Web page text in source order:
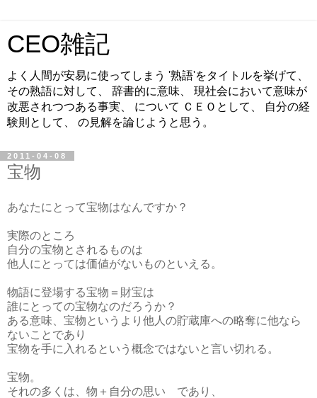
CEO雑記
よく人間が安易に使ってしまう '熟語'をタイトルを挙げて、
その熟語に対して、 辞書的に意味、 現社会において意味が
改悪されつつある事実、 について ＣＥＯとして、 自分の経
験則として、 の見解を論じようと思う。
2011-04-08
宝物
あなたにとって宝物はなんですか？
実際のところ
自分の宝物とされるものは
他人にとっては価値がないものといえる。
物語に登場する宝物＝財宝は
誰にとっての宝物なのだろうか？
ある意味、宝物というより他人の貯蔵庫への略奪に他なら
ないことであり
宝物を手に入れるという概念ではないと言い切れる。
宝物。
それの多くは、物＋自分の思い であり、